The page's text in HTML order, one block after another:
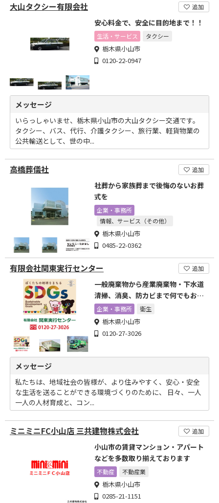
大山タクシー有限会社 追加
安心料金で、安全に目的地まで！！
生活・サービス タクシー
栃木県小山市
0120-22-0947
メッセージ
いらっしゃいませ、栃木県小山市の大山タクシー交通です。
タクシー、バス、代行、介護タクシー、旅行業、軽貨物業の
公共輸送として、世の中...
高橋葬儀社 追加
社葬から家族葬まで後悔のないお葬
式を
企業・事務所
情報、サービス（その他）
栃木県小山市
0485-22-0362
有限会社関東実行センター 追加
一般廃棄物から産業廃棄物・下水道
清掃、消臭、防カビまで何でもお気
軽にお問合せください。
企業・事務所 衛生
栃木県小山市
0120-27-3026
メッセージ
私たちは、地域社会の皆様が、より住みやすく、安心・安全
な生活を送ることができる環境づくりのために、 日々、一人
一人の人材育成と、コン...
ミニミニFC小山店 三共建物株式会社 追加
小山市の賃貸マンション・アパート
などを多数取り揃えております
不動産 不動産業
栃木県小山市
0285-21-1151